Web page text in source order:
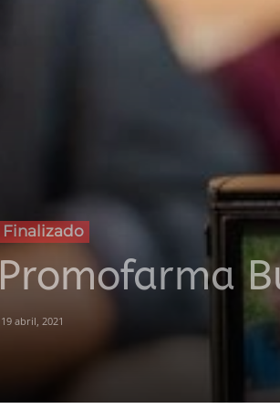
Finalizado
Promofarma
19 abril, 2021